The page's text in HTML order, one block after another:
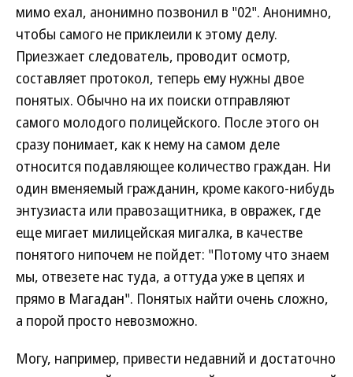
мимо ехал, анонимно позвонил в "02". Анонимно,
чтобы самого не приклеили к этому делу.
Приезжает следователь, проводит осмотр,
составляет протокол, теперь ему нужны двое
понятых. Обычно на их поиски отправляют
самого молодого полицейского. После этого он
сразу понимает, как к нему на самом деле
относится подавляющее количество граждан. Ни
один вменяемый гражданин, кроме какого-нибудь
энтузиаста или правозащитника, в овражек, где
еще мигает милицейская мигалка, в качестве
понятого нипочем не пойдет: "Потому что знаем
мы, отвезете нас туда, а оттуда уже в цепях и
прямо в Магадан". Понятых найти очень сложно,
а порой просто невозможно.
Могу, например, привести недавний и достаточно